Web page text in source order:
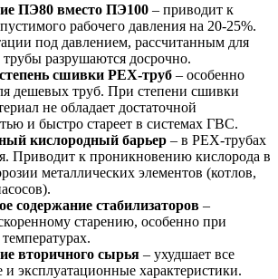
ПЭ80 вместо ПЭ100 – приводит к
рабочего давления на 20-25%.
под давлением, рассчитанным для
разрушаются досрочно.
сшивки PEX-труб – особенно
дешевых труб. При степени сшивки
не обладает достаточной
и быстро стареет в системах ГВС.
кислородный барьер – в PEX-трубах
Приводит к проникновению кислорода в
металлических элементов (котлов,
содержание стабилизаторов –
старению, особенно при
вторичного сырья – ухудшает все
и эксплуатационные характеристики.